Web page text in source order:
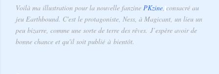
Voilà ma illustration pour la nouvelle fanzine PKzine consacré au
jeu Earthbound. C'est le protagoniste, Ness, à Magicant, un lieu un
peu bizarre, comme une sorte de terre des rêves. J’espère avoir de
bonne chance et qu'il soit publié à bientôt.